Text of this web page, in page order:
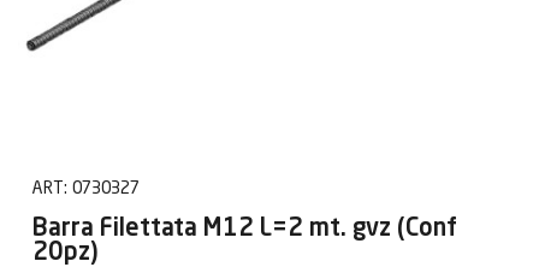
ART: 0730327
Barra Filettata M12 L=2 mt. gvz (Conf
20pz)